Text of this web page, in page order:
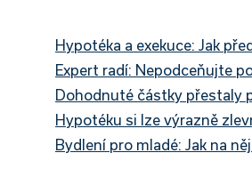
Hypotéka a exekuce: Jak
Expert radí: Nepodceňujte
Dohodnuté částky přestaly
Hypotéku si lze výrazně
Bydlení pro mladé: Jak na